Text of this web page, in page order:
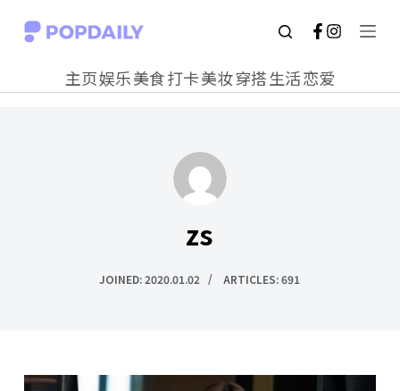
S
t
主页娱乐美食打卡美妆穿搭生活恋爱
zs
JOINED: 2020.01.02 ARTICLES: 691